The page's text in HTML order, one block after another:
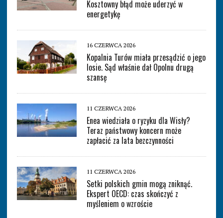
Kosztowny błąd może uderzyć w
energetykę
16 CZERWCA 2026
Kopalnia Turów miała przesądzić o jego
losie. Sąd właśnie dał Opolnu drugą
szansę
11 CZERWCA 2026
Enea wiedziała o ryzyku dla Wisły?
Teraz państwowy koncern może
zapłacić za lata bezczynności
11 CZERWCA 2026
Setki polskich gmin mogą zniknąć.
Ekspert OECD: czas skończyć z
myśleniem o wzroście